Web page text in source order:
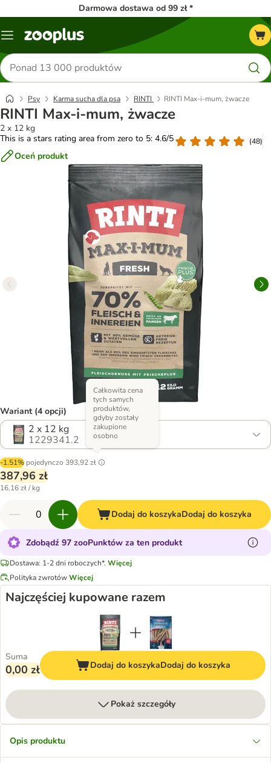
Darmowa dostawa od 99 zł *
Menu
Szukaj
produktów
Psy Karma sucha dla psa RINTI RINTI Max-i-mum, żwacze
RINTI Max-i-mum, żwacze
2 x 12 kg
This is a stars rating area from zero to 5: 4.6/5
(48)
Oceń produkt
Wariant (4 opcji)
2 x 12 kg
1229341.2
-1.51% pojedynczo 393,92 zł
Całkowita cena
tych samych
produktów,
gdyby zostały
zakupione
osobno
387,96 zł
16,16 zł / kg
Dodaj do koszykaDodaj do koszyka
Zdobądź 97 zooPunktów za ten produkt
Dostawa: 1-2 dni roboczych*. Więcej
Polityka zwrotówWięcej
Najczęściej kupowane razem
Suma
0,00 zł Dodaj do koszykaDodaj do koszyka
Pokaż szczegóły
Opis produktu